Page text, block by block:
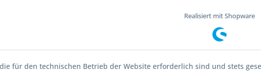
Realisiert mit Shopware
für den technischen Betrieb der Website erforderlich sind und stets